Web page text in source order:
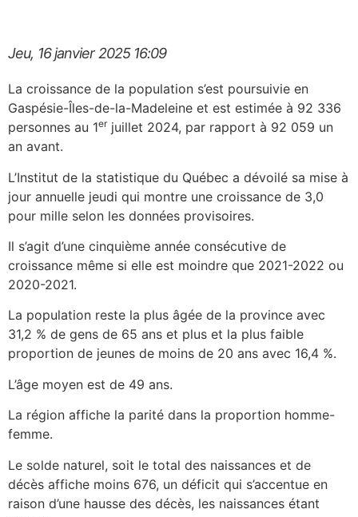
Jeu, 16 janvier 2025 16:09
La croissance de la population s’est poursuivie en
Gaspésie-Îles-de-la-Madeleine et est estimée à 92 336
personnes au 1erjuillet 2024, par rapport à 92 059 un
an avant.
L’Institut de la statistique du Québec a dévoilé sa mise à
jour annuelle jeudi qui montre une croissance de 3,0
pour mille selon les données provisoires.
Il s’agit d’une cinquième année consécutive de
croissance même si elle est moindre que 2021-2022 ou
2020-2021.
La population reste la plus âgée de la province avec
31,2 % de gens de 65 ans et plus et la plus faible
proportion de jeunes de moins de 20 ans avec 16,4 %.
L’âge moyen est de 49 ans.
La région affiche la parité dans la proportion homme-
femme.
Le solde naturel, soit le total des naissances et de
décès affiche moins 676, un déficit qui s’accentue en
raison d’une hausse des décès, les naissances étant